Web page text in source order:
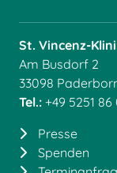
St. Vincenz-
Am Busdorf 2
33098
Tel.: +49 5251 86
Presse
Spenden